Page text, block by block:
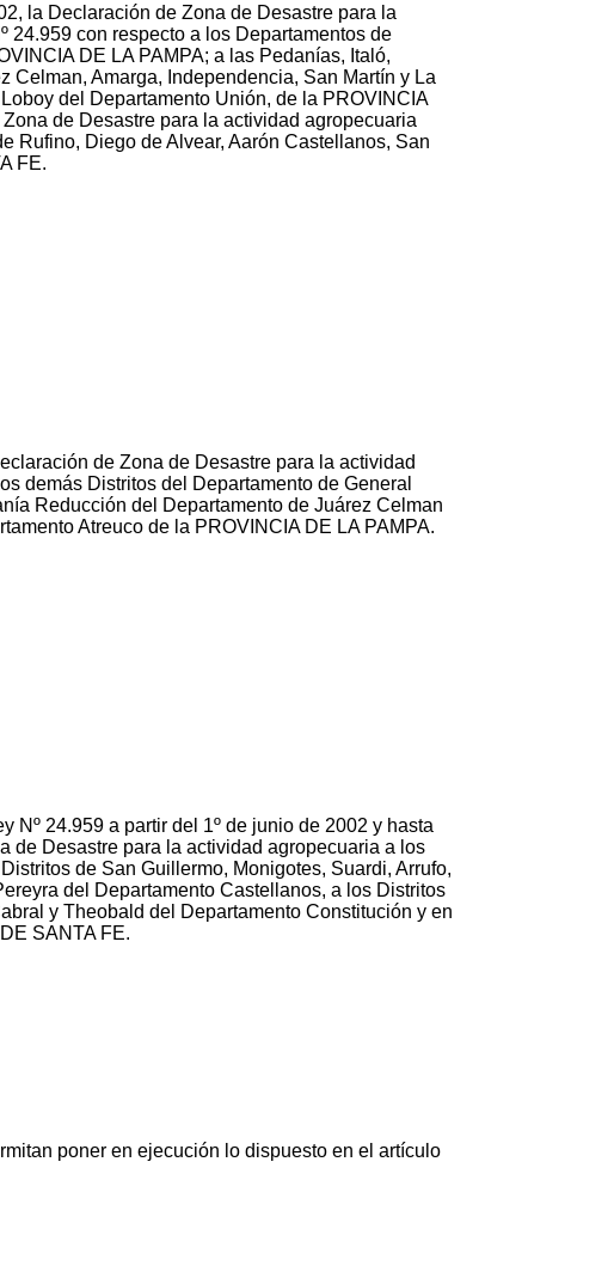
la Declaración de Zona de Desastre para la
24.959 con respecto a los Departamentos de
DE LA PAMPA; a las Pedanías, Italó,
Celman, Amarga, Independencia, San Martín y La
del Departamento Unión, de la PROVINCIA
de Desastre para la actividad agropecuaria
Rufino, Diego de Alvear, Aarón Castellanos, San
FE.
de Zona de Desastre para la actividad
demás Distritos del Departamento de General
Reducción del Departamento de Juárez Celman
Atreuco de la PROVINCIA DE LA PAMPA.
Nº 24.959 a partir del 1º de junio de 2002 y hasta
de Desastre para la actividad agropecuaria a los
de San Guillermo, Monigotes, Suardi, Arrufo,
del Departamento Castellanos, a los Distritos
y Theobald del Departamento Constitución y en
SANTA FE.
poner en ejecución lo dispuesto en el artículo